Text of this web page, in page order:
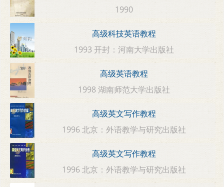
1990
高级科技英语教程
1993 开封：河南大学出版社
高级英语教程
1998 湖南师范大学出版社
高级英文写作教程
1996 北京：外语教学与研究出版社
高级英文写作教程
1996 北京：外语教学与研究出版社